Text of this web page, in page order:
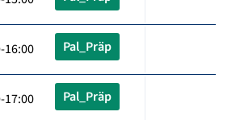
Pal_Präp
Pal_Präp